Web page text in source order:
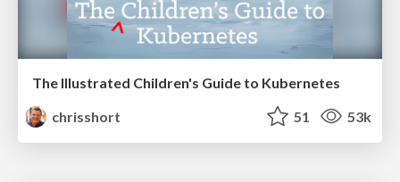
The Illustrated Children's Guide to Kubernetes
chrisshort
51 53k